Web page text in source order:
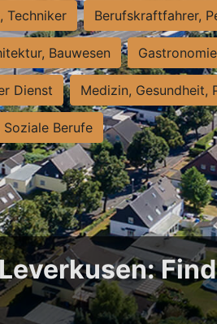
Techniker Berufskraftfahrer,
Bauwesen Gastronomie
Dienst Medizin, Gesundheit,
Soziale Berufe